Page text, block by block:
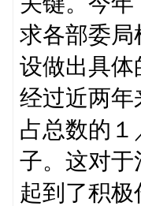
求各部委局
设做出具体
经过近两年
占总数的
子。这对于
起到了积